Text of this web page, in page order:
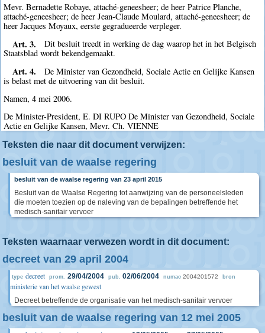
Mevr. Bernadette Robaye, attaché-geneesheer; de heer Patrice Planche,
attaché-geneesheer; de heer Jean-Claude Moulard, attaché-geneesheer; de
heer Jacques Moyaux, eerste gegradueerde verpleger.
Art. 3.
Dit besluit treedt in werking de dag waarop het in het Belgisch
Staatsblad wordt bekendgemaakt.
Art. 4.
De Minister van Gezondheid, Sociale Actie en Gelijke Kansen
is belast met de uitvoering van dit besluit.
Namen, 4 mei 2006.
De Minister-President, E. DI RUPO De Minister van Gezondheid, Sociale
Actie en Gelijke Kansen, Mevr. Ch. VIENNE
Teksten die naar dit document verwijzen:
besluit van de waalse regering
besluit van de waalse regering van 23 april 2015
Besluit van de Waalse Regering tot aanwijzing van de personeelsleden
die moeten toezien op de naleving van de bepalingen betreffende het
medisch-sanitair vervoer
Teksten waarnaar verwezen wordt in dit document:
decreet van 29 april 2004
type decreet prom. 29/04/2004 pub. 02/06/2004 numac 2004201572 bron
ministerie van het waalse gewest
Decreet betreffende de organisatie van het medisch-sanitair vervoer
besluit van de waalse regering van 12 mei 2005